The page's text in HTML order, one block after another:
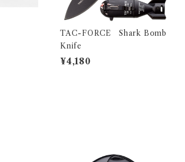
TAC-FORCE Shark Bomb
Knife
¥4,180